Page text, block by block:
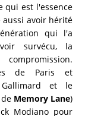
qui est l'essence
avoir hérité
qui l'a
survécu, la
de Paris et
Gallimard et le
Memory Lane)
Modiano pour